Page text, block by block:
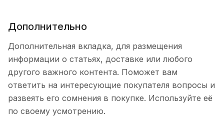
Дополнительно
Дополнительная вкладка, для размещения
информации о статьях, доставке или любого
другого важного контента. Поможет вам
ответить на интересующие покупателя вопросы и
развеять его сомнения в покупке. Используйте её
по своему усмотрению.